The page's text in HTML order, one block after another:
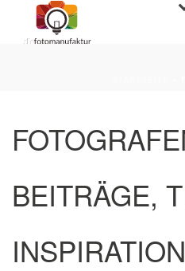
BEITRÄGE,
INSPIRATION